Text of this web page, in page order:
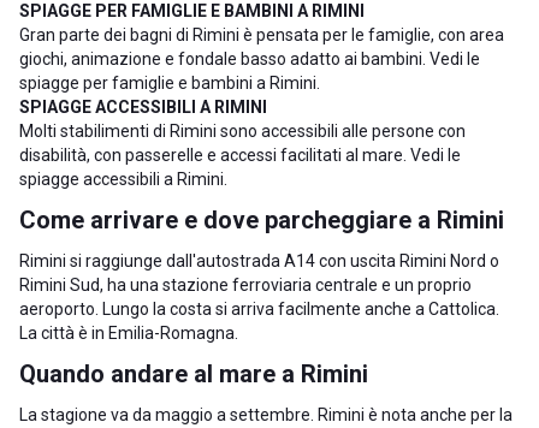
SPIAGGE PER FAMIGLIE E BAMBINI A RIMINI
Gran parte dei bagni di Rimini è pensata per le famiglie, con area
giochi, animazione e fondale basso adatto ai bambini. Vedi le
spiagge per famiglie e bambini a Rimini
SPIAGGE ACCESSIBILI A RIMINI
Molti stabilimenti di Rimini sono accessibili alle persone con
disabilità, con passerelle e accessi facilitati al mare. Vedi le
spiagge accessibili a Rimini
Come arrivare e dove parcheggiare a Rimini
Rimini si raggiunge dall'autostrada A14 con uscita Rimini Nord o
Rimini Sud, ha una stazione ferroviaria centrale e un proprio
aeroporto. Lungo la costa si arriva facilmente anche a Cattolica
La città è in Emilia-Romagna.
Quando andare al mare a Rimini
La stagione va da maggio a settembre. Rimini è nota anche per la